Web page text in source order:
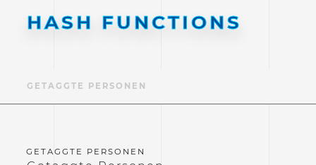
HASH FUNCTIONS
GETAGGTE PERSONEN